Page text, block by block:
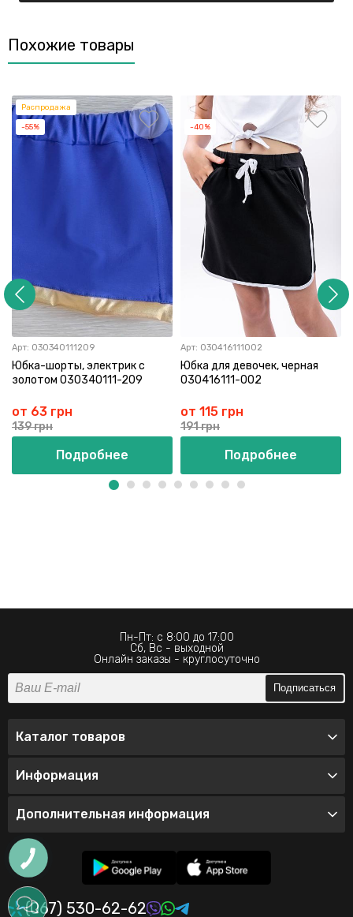
Похожие товары
Распродажа
-55%
Арт: 030340111209
Юбка-шорты, электрик с
золотом 030340111-209
от 63 грн
139 грн
Подробнее
-40%
Арт: 030416111002
Юбка для девочек, черная
030416111-002
от 115 грн
191 грн
Подробнее
Пн-Пт: с 8:00 до 17:00
Сб, Вс - выходной
Онлайн заказы - круглосуточно
Подписаться
Каталог товаров
Информация
Дополнительная информация
(067) 530-62-62